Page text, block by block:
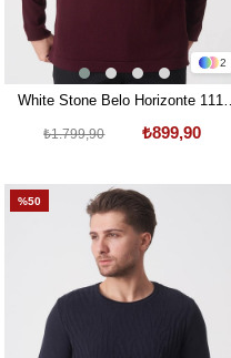
2
White Stone Belo Horizonte 1111
Triko Bordo
₺899,90
₺1.799,90
%50